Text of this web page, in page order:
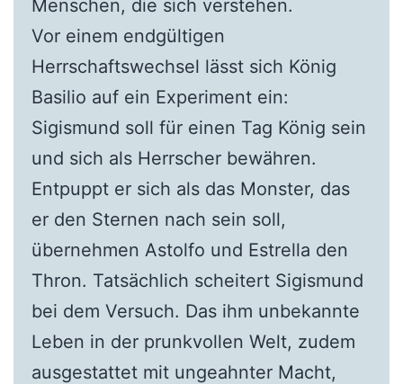
Menschen, die sich verstehen.
Vor einem endgültigen
Herrschaftswechsel lässt sich König
Basilio auf ein Experiment ein:
Sigismund soll für einen Tag König sein
und sich als Herrscher bewähren.
Entpuppt er sich als das Monster, das
er den Sternen nach sein soll,
übernehmen Astolfo und Estrella den
Thron. Tatsächlich scheitert Sigismund
bei dem Versuch. Das ihm unbekannte
Leben in der prunkvollen Welt, zudem
ausgestattet mit ungeahnter Macht,